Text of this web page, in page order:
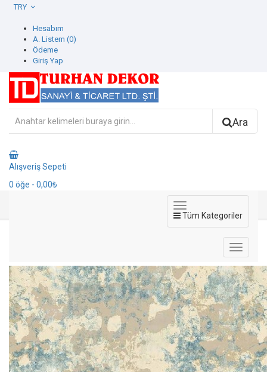
Hesabım
A. Listem (0)
Ödeme
Giriş Yap
Ara
Alışveriş Sepeti
0 öğe - 0,00₺
Tüm Kategoriler